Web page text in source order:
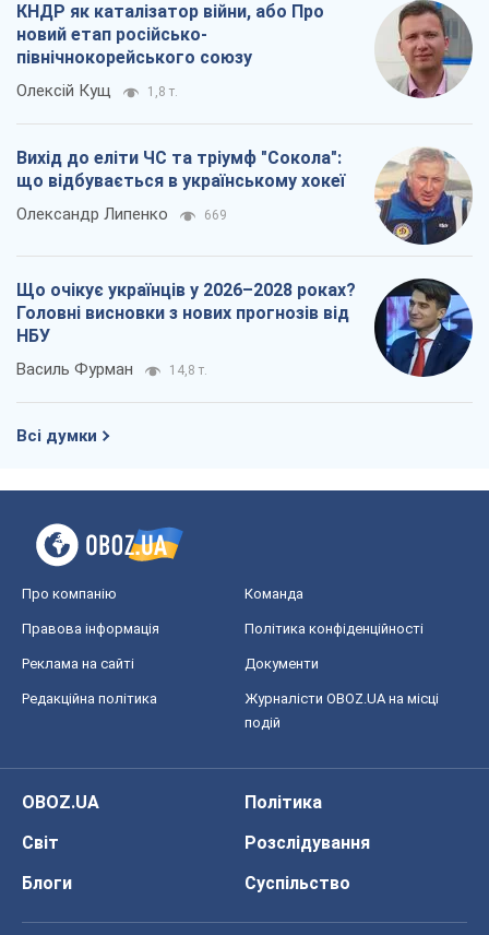
КНДР як каталізатор війни, або Про
новий етап російсько-
північнокорейського союзу
Олексій Кущ 1,8 т.
Вихід до еліти ЧС та тріумф "Сокола":
що відбувається в українському хокеї
Олександр Липенко 669
Що очікує українців у 2026–2028 роках?
Головні висновки з нових прогнозів від
НБУ
Василь Фурман 14,8 т.
Всі думки
Про компанію Команда
Правова інформація Політика конфіденційності
Реклама на сайті Документи
Редакційна політика
Журналісти OBOZ.UA на місці
подій
OBOZ.UA
Політика
Світ
Розслідування
Блоги
Суспільство